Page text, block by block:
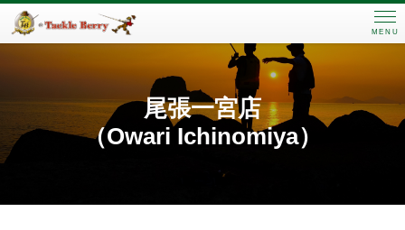
MENU
尾張一宮店
（Owari Ichinomiya）